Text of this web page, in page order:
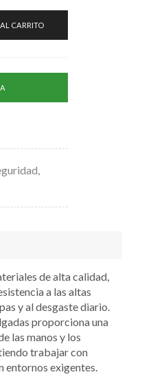
CARRITO
,
de alta calidad,
a las altas
y al desgaste diario.
proporciona una
las manos y los
trabajar con
entornos exigentes.